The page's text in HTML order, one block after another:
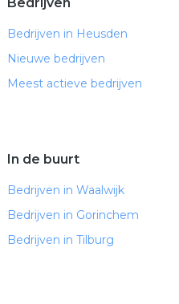
Bedrijven in Heusden
Nieuwe bedrijven
Meest actieve bedrijven
In de buurt
Bedrijven in Waalwijk
Bedrijven in Gorinchem
Bedrijven in Tilburg